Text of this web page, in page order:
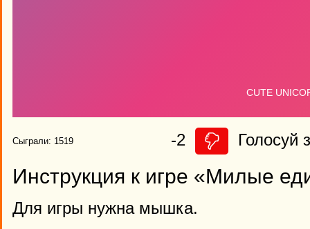
Сыграли: 1519 -2 Голосуй
Инструкция к игре «Милые
Для игры нужна мышка.